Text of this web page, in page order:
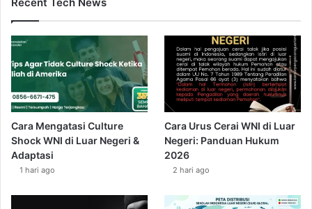
Cara Mengatasi Culture
Shock WNI di Luar Negeri &
Adaptasi
1 hari ago
Cara Urus Cerai WNI di Luar
Negeri: Panduan Hukum
2026
2 hari ago